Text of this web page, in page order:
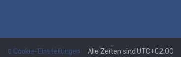
Alle Zeiten sind UTC+02:00
Cookie-Einstellungen